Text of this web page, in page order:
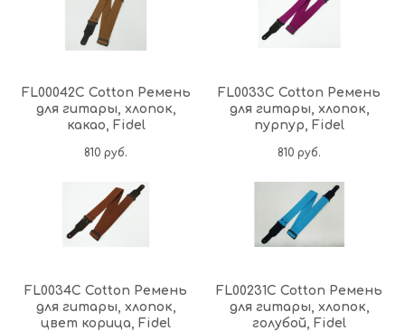
FL00042C Cotton Ремень
для гитары, хлопок,
какао, Fidel
810 руб.
FL0033C Cotton Ремень
для гитары, хлопок,
пурпур, Fidel
810 руб.
FL0034C Cotton Ремень
для гитары, хлопок,
цвет корица, Fidel
FL00231C Cotton Ремень
для гитары, хлопок,
голубой, Fidel